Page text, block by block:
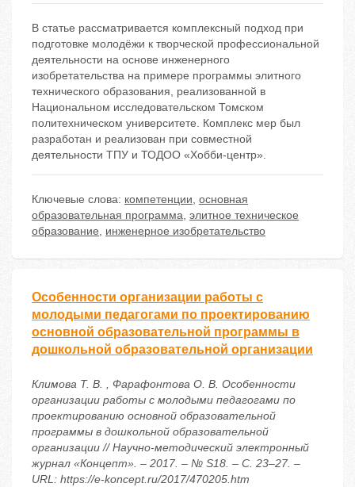
В статье рассматривается комплексный подход при
подготовке молодёжи к творческой профессиональной
деятельности на основе инженерного
изобретательства на примере программы элитного
технического образования, реализованной в
Национальном исследовательском Томском
политехническом университете. Комплекс мер был
разработан и реализован при совместной
деятельности ТПУ и ТОДОО «Хобби-центр».
Ключевые слова: компетенции, основная
образовательная программа, элитное техническое
образование, инженерное изобретательство
Особенности организации работы с
молодыми педагогами по проектированию
основной образовательной программы в
дошкольной образовательной организации
Климова Т. В. , Фарафонтова О. В. Особенности
организации работы с молодыми педагогами по
проектированию основной образовательной
программы в дошкольной образовательной
организации // Научно-методический электронный
журнал «Концепт». – 2017. – № S18. – С. 23–27. –
URL: https://e-koncept.ru/2017/470205.htm